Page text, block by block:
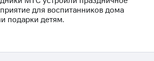
для воспитанников дома
подарки детям.